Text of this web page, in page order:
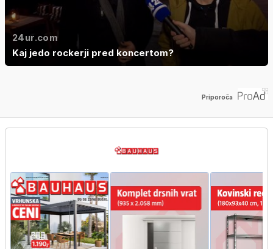
24ur.com
Kaj jedo rockerji pred koncertom?
Priporoča